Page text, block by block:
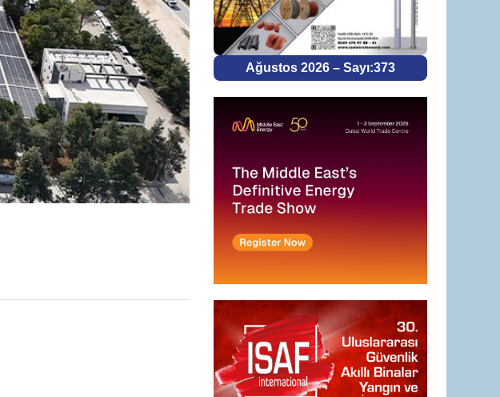
Ağustos 2026 – Sayı:373